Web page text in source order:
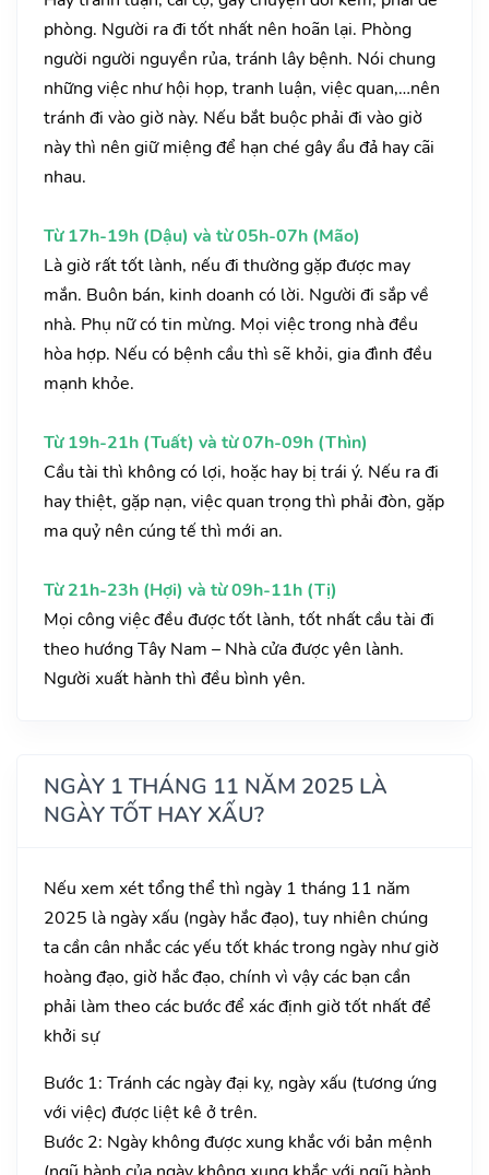
phòng. Người ra đi tốt nhất nên hoãn lại. Phòng
người người nguyền rủa, tránh lây bệnh. Nói chung
những việc như hội họp, tranh luận, việc quan,…nên
tránh đi vào giờ này. Nếu bắt buộc phải đi vào giờ
này thì nên giữ miệng để hạn ché gây ẩu đả hay cãi
nhau.
Từ 17h-19h (Dậu) và từ 05h-07h (Mão)
Là giờ rất tốt lành, nếu đi thường gặp được may
mắn. Buôn bán, kinh doanh có lời. Người đi sắp về
nhà. Phụ nữ có tin mừng. Mọi việc trong nhà đều
hòa hợp. Nếu có bệnh cầu thì sẽ khỏi, gia đình đều
mạnh khỏe.
Từ 19h-21h (Tuất) và từ 07h-09h (Thìn)
Cầu tài thì không có lợi, hoặc hay bị trái ý. Nếu ra đi
hay thiệt, gặp nạn, việc quan trọng thì phải đòn, gặp
ma quỷ nên cúng tế thì mới an.
Từ 21h-23h (Hợi) và từ 09h-11h (Tị)
Mọi công việc đều được tốt lành, tốt nhất cầu tài đi
theo hướng Tây Nam – Nhà cửa được yên lành.
Người xuất hành thì đều bình yên.
NGÀY 1 THÁNG 11 NĂM 2025 LÀ
NGÀY TỐT HAY XẤU?
Nếu xem xét tổng thể thì ngày 1 tháng 11 năm
2025 là ngày xấu (ngày hắc đạo), tuy nhiên chúng
ta cần cân nhắc các yếu tốt khác trong ngày như giờ
hoàng đạo, giờ hắc đạo, chính vì vậy các bạn cần
phải làm theo các bước để xác định giờ tốt nhất để
khởi sự
Bước 1: Tránh các ngày đại kỵ, ngày xấu (tương ứng
với việc) được liệt kê ở trên.
Bước 2: Ngày không được xung khắc với bản mệnh